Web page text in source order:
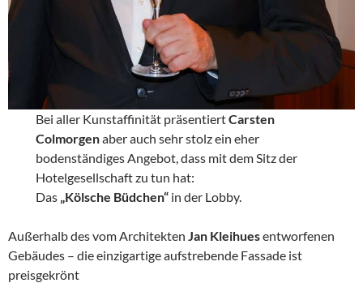
Bei aller Kunstaffinität präsentiertCarsten
Colmorgenaber auch sehr stolz ein eher
bodenständiges Angebot, dass mit dem Sitz der
Hotelgesellschaft zu tun hat:
Das „Kölsche Büdchen“ in der Lobby.
Außerhalb des vom Architekten Jan Kleihuesentworfenen
Gebäudes – die einzigartige aufstrebende Fassade ist
preisgekrönt